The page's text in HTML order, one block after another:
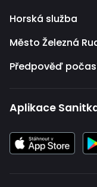
Horská služba
Město Železná
Předpověď
Aplikace